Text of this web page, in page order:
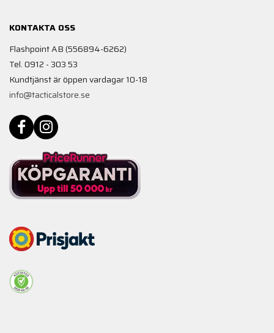
KONTAKTA OSS
Flashpoint AB (556894-6262)
Tel. 0912 - 303 53
Kundtjänst är öppen vardagar 10-18
info@tacticalstore.se